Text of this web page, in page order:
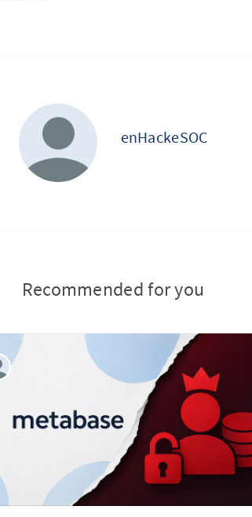
enHackeSOC
Recommended for you